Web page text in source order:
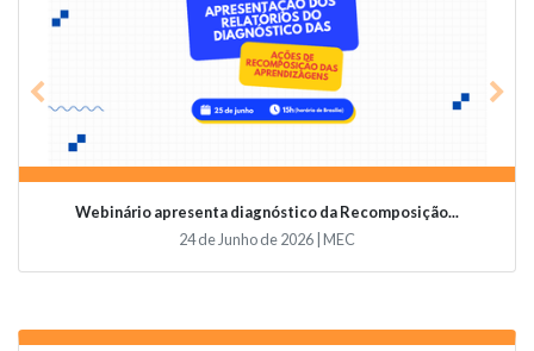
Webinário apresenta diagnóstico da Recomposição...
24 de Junho de 2026 | MEC
Previous